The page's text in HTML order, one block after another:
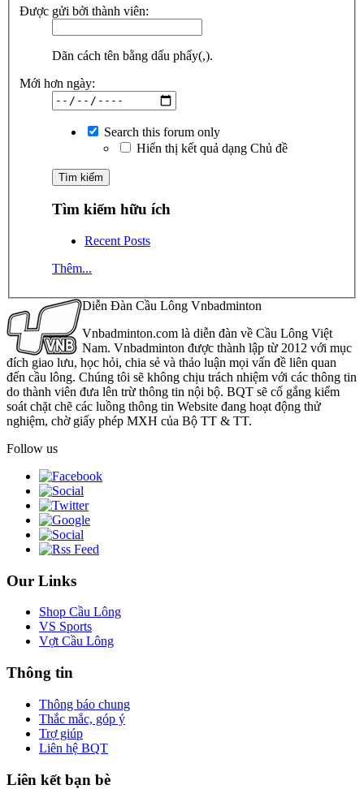
Được gửi bởi thành viên:
Dãn cách tên bằng dấu phẩy(,).
Mới hơn ngày:
Search this forum only
Hiển thị kết quả dạng Chủ đề
Tìm kiếm hữu ích
Recent Posts
Thêm...
Diễn Đàn Cầu Lông Vnbadminton
Vnbadminton.com là diễn đàn về Cầu Lông Việt
Nam. Vnbadminton được thành lập từ 2012 với mục
đích giao lưu, học hỏi, chia sẻ và thảo luận mọi vấn đề liên quan
đến cầu lông. Chúng tôi sẽ không chịu trách nhiệm với các thông tin
do thành viên đưa lên trừ thông tin nội bộ. BQT sẽ cố gắng kiểm
soát chặt chẽ các luồng thông tin Website đang hoạt động thử
nghiệm, chờ giấy phép MXH của Bộ TT & TT.
Follow us
Our Links
Shop Cầu Lông
VS Sports
Vợt Cầu Lông
Thông tin
Thông báo chung
Thắc mắc, góp ý
Trợ giúp
Liên hệ BQT
Liên kết bạn bè